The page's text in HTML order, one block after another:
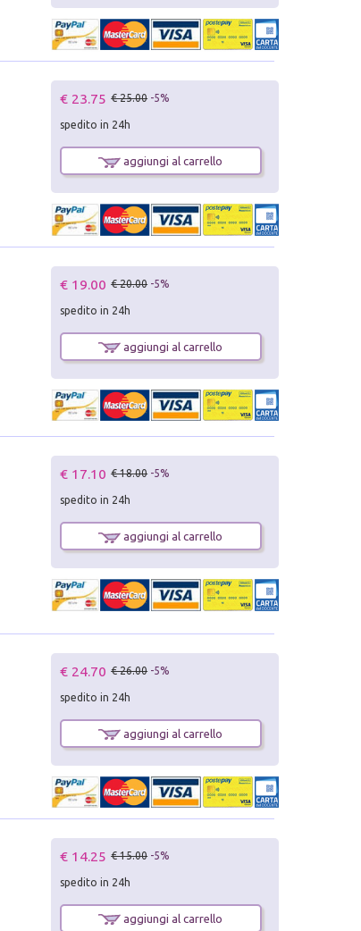
€ 23.75 € 25.00 -5%
spedito in 24h
aggiungi al carrello
€ 19.00 € 20.00 -5%
spedito in 24h
aggiungi al carrello
€ 17.10 € 18.00 -5%
spedito in 24h
aggiungi al carrello
€ 24.70 € 26.00 -5%
spedito in 24h
aggiungi al carrello
€ 14.25 € 15.00 -5%
spedito in 24h
aggiungi al carrello